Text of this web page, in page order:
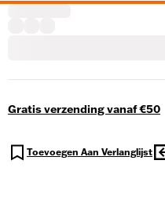
Gratis verzending vanaf €50
Toevoegen Aan Verlanglijst